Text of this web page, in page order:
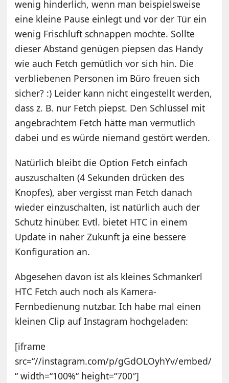
wenig hinderlich, wenn man beispielsweise
eine kleine Pause einlegt und vor der Tür ein
wenig Frischluft schnappen möchte. Sollte
dieser Abstand genügen piepsen das Handy
wie auch Fetch gemütlich vor sich hin. Die
verbliebenen Personen im Büro freuen sich
sicher? :) Leider kann nicht eingestellt werden,
dass z. B. nur Fetch piepst. Den Schlüssel mit
angebrachtem Fetch hätte man vermutlich
dabei und es würde niemand gestört werden.
Natürlich bleibt die Option Fetch einfach
auszuschalten (4 Sekunden drücken des
Knopfes), aber vergisst man Fetch danach
wieder einzuschalten, ist natürlich auch der
Schutz hinüber. Evtl. bietet HTC in einem
Update in naher Zukunft ja eine bessere
Konfiguration an.
Abgesehen davon ist als kleines Schmankerl
HTC Fetch auch noch als Kamera-
Fernbedienung nutzbar. Ich habe mal einen
kleinen Clip auf Instagram hochgeladen:
[iframe
src=“//instagram.com/p/gGdOLOyhYv/embed/
“ width=“100%“ height=“700″]